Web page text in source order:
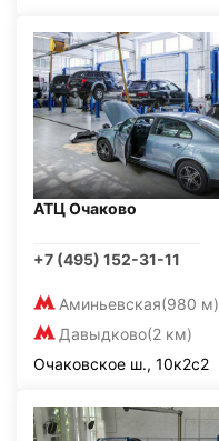
АТЦ Очаково
+7 (495) 152-31-11
Аминьевская(980 м)
Давыдково(2 км)
Очаковское ш., 10к2с2